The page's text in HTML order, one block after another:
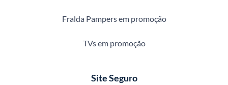
Fralda Pampers em promoção
TVs em promoção
Site Seguro